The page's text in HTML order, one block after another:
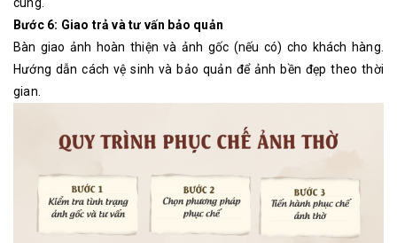
cúng.
Bước 6: Giao trả và tư vấn bảo quản
Bàn giao ảnh hoàn thiện và ảnh gốc (nếu có) cho khách hàng.
Hướng dẫn cách vệ sinh và bảo quản để ảnh bền đẹp theo thời
gian.